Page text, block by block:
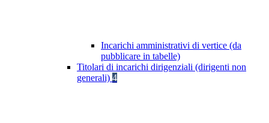
Incarichi amministrativi di vertice (da
pubblicare in tabelle)
Titolari di incarichi dirigenziali (dirigenti non
generali) 4